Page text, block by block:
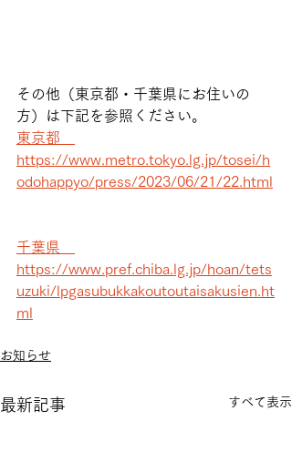
その他（東京都・千葉県にお住いの
方）は下記を参照ください。
東京都
https://www.metro.tokyo.lg.jp/tosei/h
odohappyo/press/2023/06/21/22.html
千葉県
https://www.pref.chiba.lg.jp/hoan/tets
uzuki/lpgasubukkakoutoutaisakusien.ht
ml
お知らせ
最新記事 すべて表示